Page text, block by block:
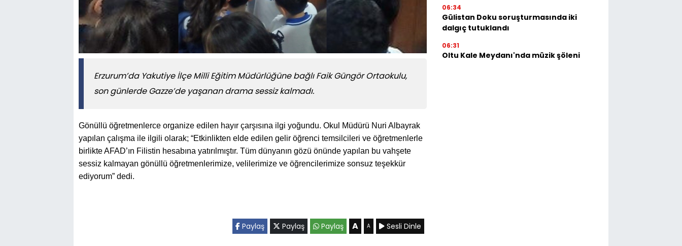
Erzurum’da Yakutiye İlçe Milli Eğitim Müdürlüğüne bağlı Faik Güngör Ortaokulu,
son günlerde Gazze’de yaşanan drama sessiz kalmadı.
Gönüllü öğretmenlerce organize edilen hayır çarşısına ilgi yoğundu. Okul Müdürü Nuri Albayrak
yapılan çalışma ile ilgili olarak; “Etkinlikten elde edilen gelir öğrenci temsilcileri ve öğretmenlerle
birlikte AFAD’ın Filistin hesabına yatırılmıştır. Tüm dünyanın gözü önünde yapılan bu vahşete
sessiz kalmayan gönüllü öğretmenlerimize, velilerimize ve öğrencilerimize sonsuz teşekkür
ediyorum” dedi.
Paylaş Paylaş Paylaş A A Sesli Dinle
06:34
Gülistan Doku soruşturmasında iki
dalgıç tutuklandı
06:31
Oltu Kale Meydanı'nda müzik şöleni